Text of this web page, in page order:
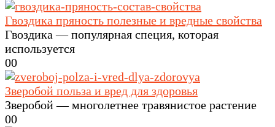
Гвоздика пряность полезные и вредные свойства
Гвоздика — популярная специя, которая
используется
00
Зверобой польза и вред для здоровья
Зверобой — многолетнее травянистое растение
00